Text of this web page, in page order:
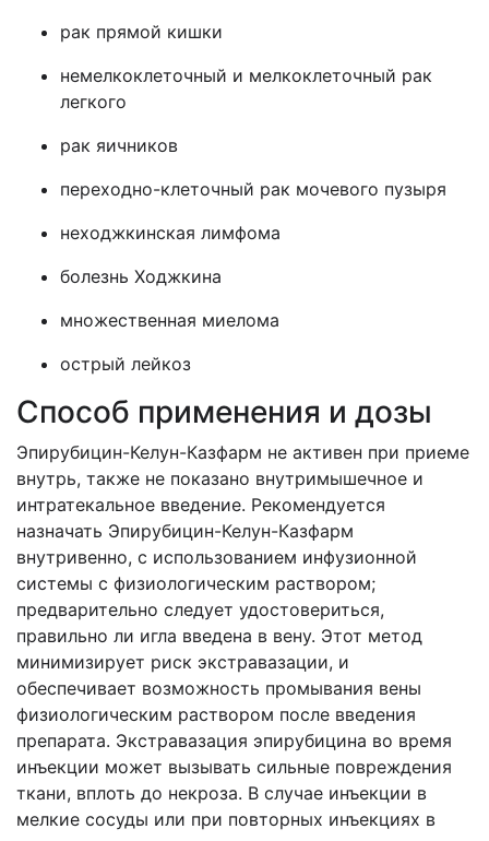
рак прямой кишки
немелкоклеточный и мелкоклеточный рак
легкого
рак яичников
переходно-клеточный рак мочевого пузыря
неходжкинская лимфома
болезнь Ходжкина
множественная миелома
острый лейкоз
Способ применения и дозы
Эпирубицин-Келун-Казфарм не активен при приеме
внутрь, также не показано внутримышечное и
интратекальное введение. Рекомендуется
назначать Эпирубицин-Келун-Казфарм
внутривенно, с использованием инфузионной
системы с физиологическим раствором;
предварительно следует удостовериться,
правильно ли игла введена в вену. Этот метод
минимизирует риск экстравазации, и
обеспечивает возможность промывания вены
физиологическим раствором после введения
препарата. Экстравазация эпирубицина во время
инъекции может вызывать сильные повреждения
ткани, вплоть до некроза. В случае инъекции в
мелкие сосуды или при повторных инъекциях в